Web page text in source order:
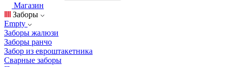
Магазин
Заборы
Empty
Заборы жалюзи
Заборы ранчо
Забор из евроштакетника
Сварные заборы